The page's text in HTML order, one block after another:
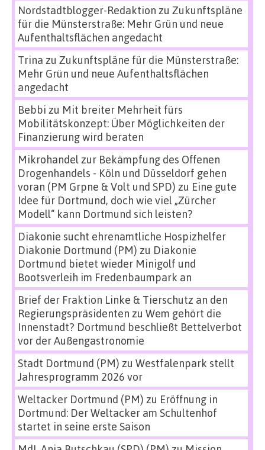
Nordstadtblogger-Redaktion zu Zukunftspläne
für die Münsterstraße: Mehr Grün und neue
Aufenthaltsflächen angedacht
Trina zu Zukunftspläne für die Münsterstraße:
Mehr Grün und neue Aufenthaltsflächen
angedacht
Bebbi zu Mit breiter Mehrheit fürs
Mobilitätskonzept: Über Möglichkeiten der
Finanzierung wird beraten
Mikrohandel zur Bekämpfung des Offenen
Drogenhandels - Köln und Düsseldorf gehen
voran (PM Grpne & Volt und SPD) zu Eine gute
Idee für Dortmund, doch wie viel „Zürcher
Modell“ kann Dortmund sich leisten?
Diakonie sucht ehrenamtliche Hospizhelfer
Diakonie Dortmund (PM) zu Diakonie
Dortmund bietet wieder Minigolf und
Bootsverleih im Fredenbaumpark an
Brief der Fraktion Linke & Tierschutz an den
Regierungspräsidenten zu Wem gehört die
Innenstadt? Dortmund beschließt Bettelverbot
vor der Außengastronomie
Stadt Dortmund (PM) zu Westfalenpark stellt
Jahresprogramm 2026 vor
Weltacker Dortmund (PM) zu Eröffnung in
Dortmund: Der Weltacker am Schultenhof
startet in seine erste Saison